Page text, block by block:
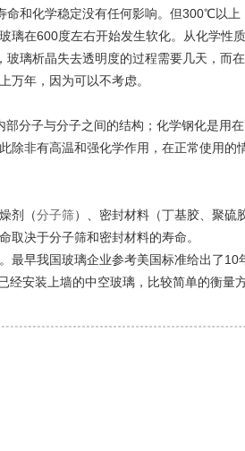
命和化学稳定没有任何影响。但300℃以
璃在600度左右开始发生软化。从化学性
璃析晶失去透明度的过程需要几天，而
万年，因为可以不考虑。
子与分子之间的结构；化学钢化是用
除非有高温和强化学作用，在正常使用
剂（分子筛）、密封材料（丁基胶、聚硫
取决于分子筛和密封材料的寿命。
早我国玻璃企业参考美国标准给出了10
经安装上墙的中空玻璃，比较简单的衡量